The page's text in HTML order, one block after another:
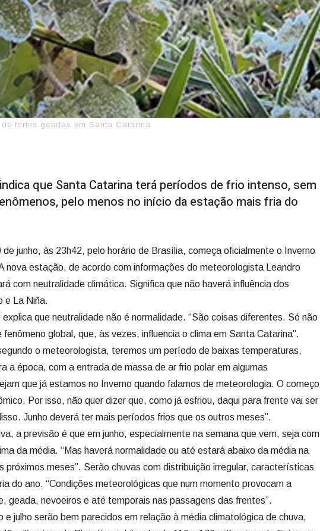
fortes geadas em Santa Catarina
que Santa Catarina terá períodos de frio intenso, sem
pelo menos no início da estação mais fria do
de junho, às 23h42, pelo horário de Brasília, começa oficialmente o Inverno
nova estação, de acordo com informações do meteorologista Leandro
com neutralidade climática. Significa que não haverá influência dos
e La Niña.
explica que neutralidade não é normalidade. “São coisas diferentes. Só não
fenômeno global, que, às vezes, influencia o clima em Santa Catarina”.
o meteorologista, teremos um período de baixas temperaturas,
a época, com a entrada de massa de ar frio polar em algumas
que já estamos no Inverno quando falamos de meteorologia. O começo
Por isso, não quer dizer que, como já esfriou, daqui para frente vai ser
Junho deverá ter mais períodos frios que os outros meses”.
a previsão é que em junho, especialmente na semana que vem, seja com
da média. “Mas haverá normalidade ou até estará abaixo da média na
próximos meses”. Serão chuvas com distribuição irregular, características
do ano. “Condições meteorológicas que num momento provocam a
geada, nevoeiros e até temporais nas passagens das frentes”.
e julho serão bem parecidos em relação à média climatológica de chuva,